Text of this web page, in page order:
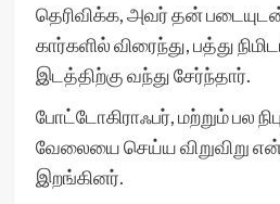
தெரிவிக்க, அவர் தன்
கார்களில் விரைந்து, பத்து
இடத்திற்கு வந்து சேர்ந்தார்.
போட்டோகிராஃபர், மற்றும் பல
வேலையை செய்ய விறுவிறு
இறங்கினர்.